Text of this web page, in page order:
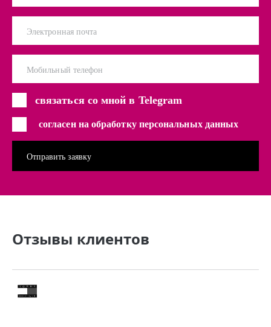
Электронная почта
Мобильный телефон
связаться со мной в Telegram
согласен на обработку персональных данных
Отзывы клиентов